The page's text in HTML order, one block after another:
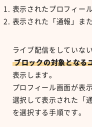
表示されたプロフィー
表示された「通報」ま
ライブ配信をしていな
ブロックの対象となる
表示します。
プロフィール画面が表
選択して表示された「
を選択する手順です。